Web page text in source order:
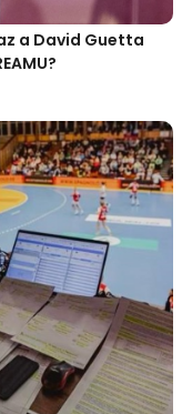
a David Guetta